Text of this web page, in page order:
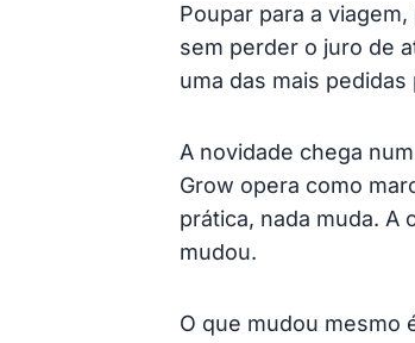
Poupar para a
sem perder o juro de
uma das mais
A novidade chega
Grow opera como
prática, nada muda. A
mudou.
O que mudou mesmo